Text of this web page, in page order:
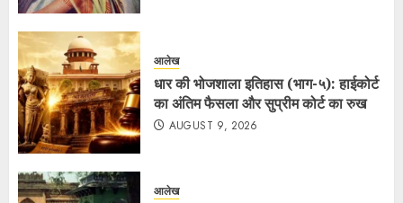
आलेख
धार की भोजशाला इतिहास (भाग-५): हाईकोर्ट
का अंतिम फैसला और सुप्रीम कोर्ट का रुख
AUGUST 9, 2026
आलेख